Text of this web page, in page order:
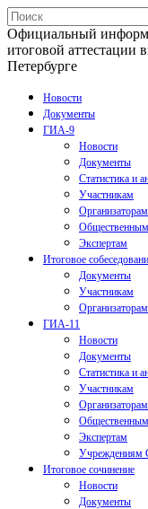
Официальный
итоговой аттестации
Петербурге
Новости
Документы
ГИА-9
Новости
Документы
Статистика и
Участникам
Организаторам
Экспертам
Итоговое
Документы
Участникам
Организаторам
ГИА-11
Новости
Документы
Статистика и
Участникам
Организаторам
Экспертам
Итоговое сочинение
Новости
Документы